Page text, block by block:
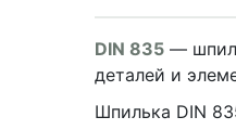
DIN 835 —
деталей и
Шпилька DIN